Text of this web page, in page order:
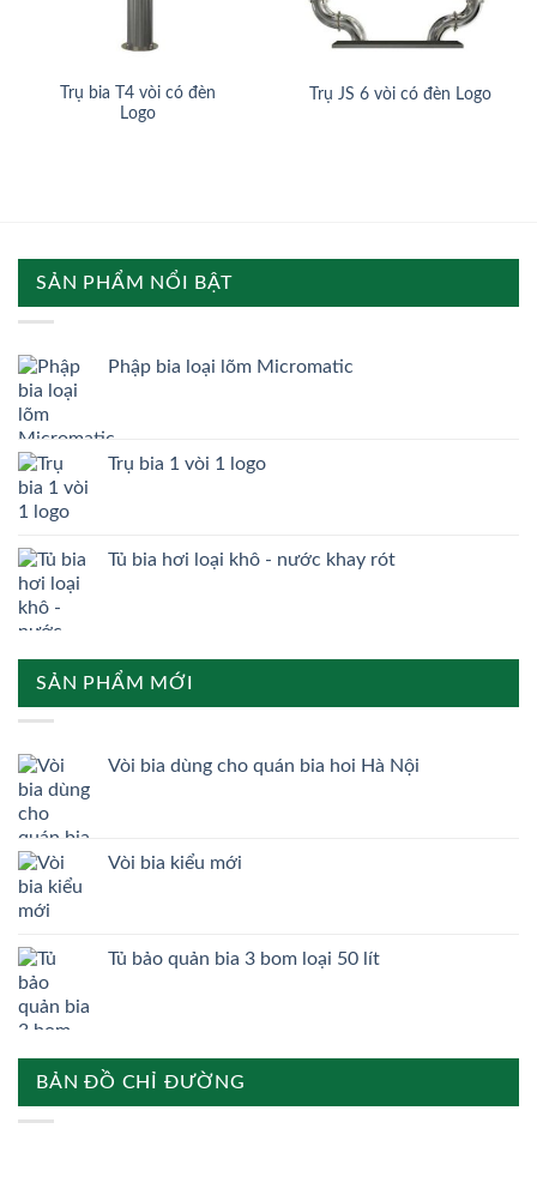
Trụ bia T4 vòi có đèn
Logo
Trụ JS 6 vòi có đèn Logo
SẢN PHẨM NỔI BẬT
Phập bia loại lõm Micromatic
Trụ bia 1 vòi 1 logo
Tủ bia hơi loại khô - nước khay rót
SẢN PHẨM MỚI
Vòi bia dùng cho quán bia hoi Hà Nội
Vòi bia kiểu mới
Tủ bảo quản bia 3 bom loại 50 lít
BẢN ĐỒ CHỈ ĐƯỜNG